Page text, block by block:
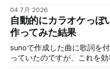
ンソースになりました。 個
ーク上のNASや他のPCの共
機能です。 具体的には「\PC
クセスなんですが、これに
クドライブ（ネットワーク
04 7月 2026
自動的にカラオケっぽ
作ってみた結果
sunoで作成した曲に歌詞を
っていたのですが、これを